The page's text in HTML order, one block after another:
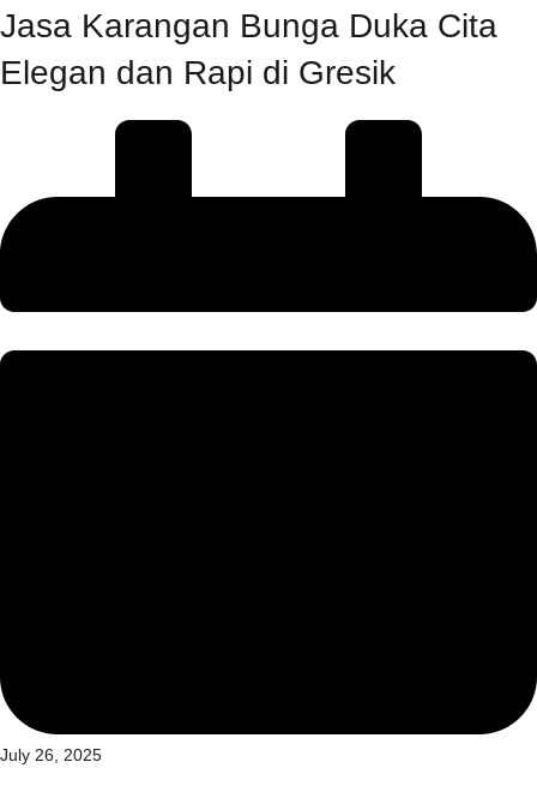
Jasa Karangan Bunga Duka Cita
Elegan dan Rapi di Gresik
July 26, 2025